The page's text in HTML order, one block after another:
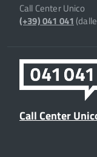
Call Center Unico
(+39) 041 041
Call Center